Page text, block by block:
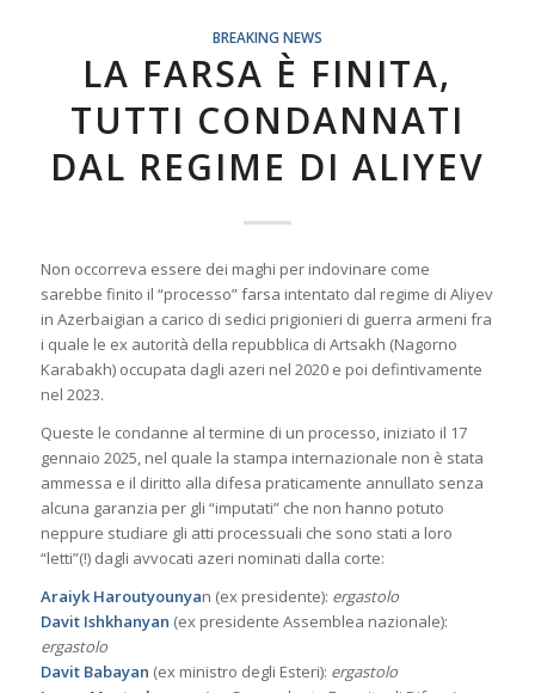
BREAKING NEWS
LA FARSA È FINITA,
TUTTI CONDANNATI
DAL REGIME DI ALIYEV
Non occorreva essere dei maghi per indovinare come
sarebbe finito il “processo” farsa intentato dal regime di Aliyev
in Azerbaigian a carico di sedici prigionieri di guerra armeni fra
i quale le ex autorità della repubblica di Artsakh (Nagorno
Karabakh) occupata dagli azeri nel 2020 e poi defintivamente
nel 2023.
Queste le condanne al termine di un processo, iniziato il 17
gennaio 2025, nel quale la stampa internazionale non è stata
ammessa e il diritto alla difesa praticamente annullato senza
alcuna garanzia per gli “imputati” che non hanno potuto
neppure studiare gli atti processuali che sono stati a loro
“letti”(!) dagli avvocati azeri nominati dalla corte:
Araiyk Haroutyounyan (ex presidente): ergastolo
Davit Ishkhanyan (ex presidente Assemblea nazionale):
ergastolo
Davit Babayan (ex ministro degli Esteri): ergastolo